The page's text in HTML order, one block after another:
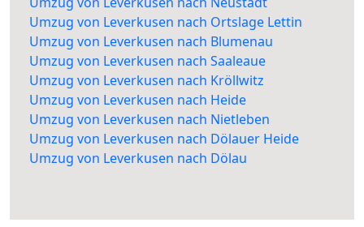
Umzug von Leverkusen nach Ortslage Lettin
Umzug von Leverkusen nach Blumenau
Umzug von Leverkusen nach Saaleaue
Umzug von Leverkusen nach Kröllwitz
Umzug von Leverkusen nach Heide
Umzug von Leverkusen nach Nietleben
Umzug von Leverkusen nach Dölauer Heide
Umzug von Leverkusen nach Dölau